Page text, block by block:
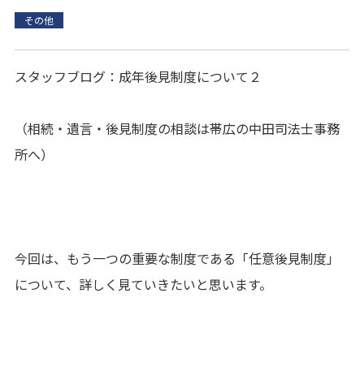
その他
スタッフブログ：成年後見制度について２
（相続・遺言・後見制度の相談は帯広の中田司法士事務
所へ）
今回は、もう一つの重要な制度である「任意後見制度」
について、詳しく見ていきたいと思います。